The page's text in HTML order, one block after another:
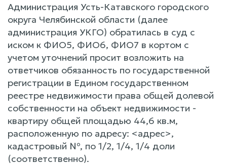
Администрация Усть-Катавского городского
округа Челябинской области (далее
администрация УКГО) обратилась в суд с
иском к ФИО5, ФИО6, ФИО7 в кортом с
учетом уточнений просит возложить на
ответчиков обязанность по государственной
регистрации в Едином государственном
реестре недвижимости права общей долевой
собственности на объект недвижимости -
квартиру общей площадью 44,6 кв.м,
расположенную по адресу: <адрес>,
кадастровый №, по 1/2, 1/4, 1/4 доли
(соответственно).